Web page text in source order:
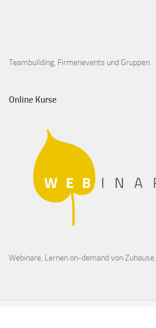
Teambuilding, Firmenevents und Gruppen.
Online Kurse
Webinare, Lernen on-demand von Zuhause.